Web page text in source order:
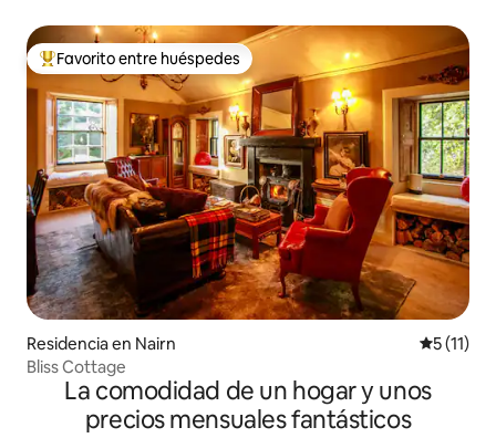
De los mejores en Favorito entre huéspedes
Favorito entre huéspedes
Residencia en Nairn
5 (11)
Bliss Cottage
La comodidad de un hogar y unos
precios mensuales fantásticos